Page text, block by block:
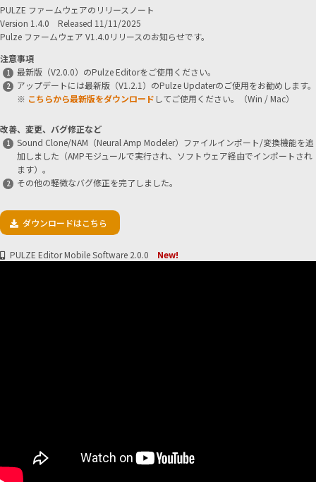
PULZE ファームウェアのリリースノート
Version 1.4.0 Released 11/11/2025
Pulze ファームウェア V1.4.0リリースのお知らせです。
注意事項
最新版（V2.0.0）のPulze Editorをご使用ください。
アップデートには最新版（V1.2.1）のPulze Updaterのご使用をお勧めします。
※ こちらから最新版をダウンロード してご使用ください。（Win / Mac）
改善、変更、バグ修正など
Sound Clone/NAM（Neural Amp Modeler）ファイルインポート/変換機能を追
加しました（AMPモジュールで実行され、ソフトウェア経由でインポートされ
ます）。
その他の軽微なバグ修正を完了しました。
ダウンロードはこちら
PULZE Editor Mobile Software 2.0.0 New!